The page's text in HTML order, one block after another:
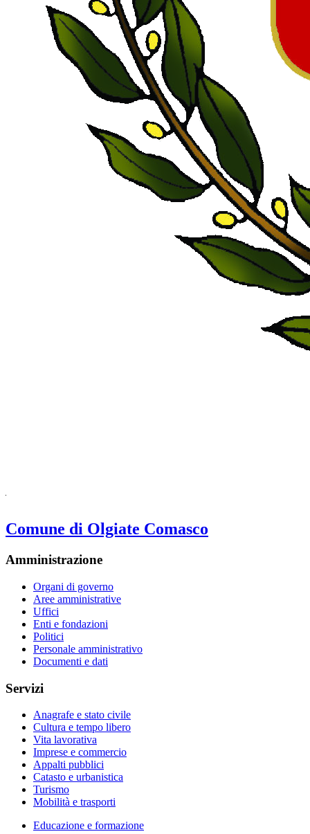
Comune di Olgiate Comasco
Amministrazione
Organi di governo
Aree amministrative
Uffici
Enti e fondazioni
Politici
Personale amministrativo
Documenti e dati
Servizi
Anagrafe e stato civile
Cultura e tempo libero
Vita lavorativa
Imprese e commercio
Appalti pubblici
Catasto e urbanistica
Turismo
Mobilità e trasporti
Educazione e formazione